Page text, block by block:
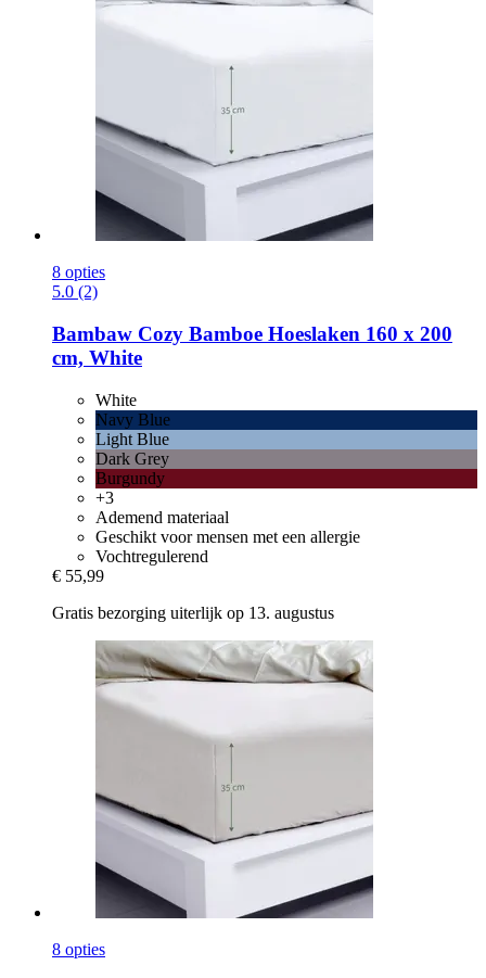
8 opties
5.0 (2)
Bambaw Cozy Bamboe Hoeslaken 160 x 200
cm, White
White
Navy Blue
Light Blue
Dark Grey
Burgundy
+3
Ademend materiaal
Geschikt voor mensen met een allergie
Vochtregulerend
€ 55,99
Gratis bezorging uiterlijk op 13. augustus
8 opties